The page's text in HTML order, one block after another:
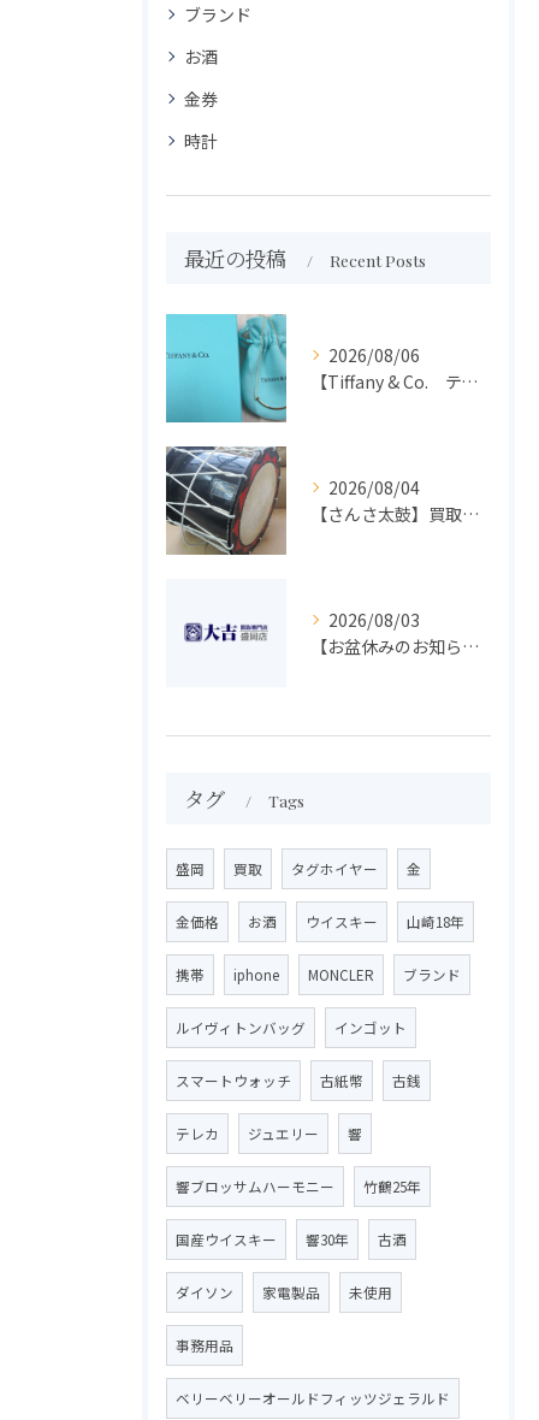
ブランド
お酒
金券
時計
最近の投稿 Recent Posts
2026/08/06
【Tiffany & Co. ティファニー】買取 大吉盛岡店 アクセサリー買取しました！！
2026/08/04
【さんさ太鼓】買取 大吉盛岡店 楽器 買取します！！
2026/08/03
【お盆休みのお知らせ】買取専門 大吉 盛岡店
タグ Tags
盛岡 買取 タグホイヤー 金
金価格 お酒 ウイスキー 山崎18年
携帯 iphone MONCLER ブランド
ルイヴィトンバッグ インゴット
スマートウォッチ 古紙幣 古銭
テレカ ジュエリー 響
響ブロッサムハーモニー 竹鶴25年
国産ウイスキー 響30年 古酒
ダイソン 家電製品 未使用
事務用品
ベリーベリーオールドフィッツジェラルド